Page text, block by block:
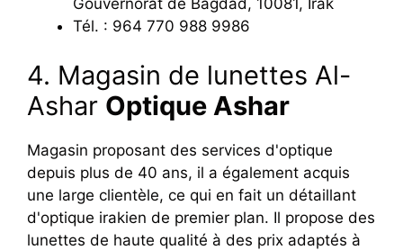
Tél. : 964 770 988 9986
4. Magasin de lunettes Al-
Ashar Optique Ashar
Magasin proposant des services d'optique
depuis plus de 40 ans, il a également acquis
une large clientèle, ce qui en fait un détaillant
d'optique irakien de premier plan. Il propose des
lunettes de haute qualité à des prix adaptés à